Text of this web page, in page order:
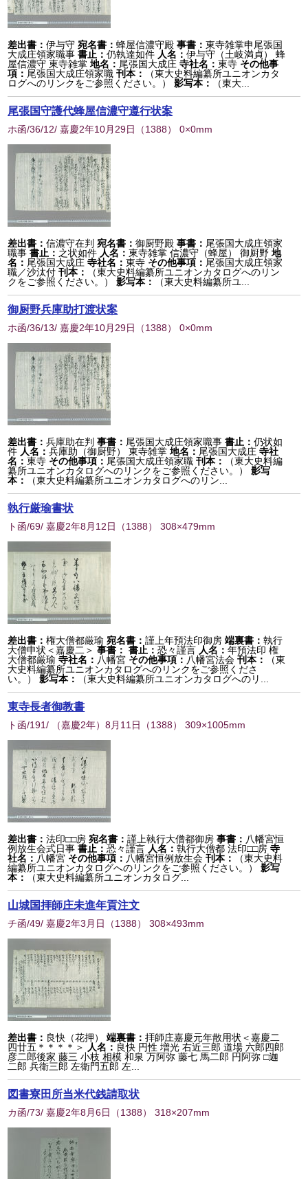
差出書：伊与守 宛名書：蜂屋信濃守殿 事書：東寺雑掌申尾張国
大成庄領家職事 書止：仍執達如件 人名：伊与守（土岐満貞） 蜂
屋信濃守 東寺雑掌 地名： 尾張国大成庄 寺社名：東寺 その他事
項： 尾張国大成庄領家職 刊本：
（東大史料編纂所ユニオンカタ
ログへのリンクをご参照ください。）
影写本： （東大...
尾張国守護代蜂屋信濃守遵行状案
ホ函/36/12/ 嘉慶2年10月29日 （1388） 0×0mm
差出書：信濃守在判 宛名書：御厨野殿 事書： 尾張国大成庄領家
職事 書止： 之状如件 人名：東寺雑掌 信濃守（蜂屋） 御厨野 地
名： 尾張国大成庄 寺社名：東寺 その他事項： 尾張国大成庄領家
職／沙汰付 刊本：
（東大史料編纂所ユニオンカタログへのリン
クをご参照ください。）
影写本： （東大史料編纂所ユ...
御厨野兵庫助打渡状案
ホ函/36/13/ 嘉慶2年10月29日 （1388） 0×0mm
差出書：兵庫助在判 事書： 尾張国大成庄領家職事 書止：仍状如
件 人名：兵庫助（御厨野） 東寺雑掌 地名： 尾張国大成庄 寺社
名：東寺 その他事項： 尾張国大成庄領家職 刊本：
（東大史料編
纂所ユニオンカタログへのリンクをご参照ください。）
影写
本：
（東大史料編纂所ユニオンカタログへのリン...
執行厳瑜書状
ト函/69/ 嘉慶2年8月12日 （1388） 308×479mm
差出書：権大僧都厳瑜 宛名書：謹上年預法印御房 端裏書：執行
大僧申状＜嘉慶二＞ 事書： 書止：恐々謹言 人名：年預法印 権
大僧都厳瑜 寺社名： 八幡宮 その他事項： 八幡宮法会刊本：
（東
大史料編纂所ユニオンカタログへのリンクをご参照くださ
い。）
影写本： （東大史料編纂所ユニオンカタログへのリ...
東寺長者御教書
ト函/191/ （嘉慶2年）8月11日 （1388） 309×1005mm
差出書：法印□□房 宛名書：謹上執行大僧都御房 事書： 八幡宮恒
例放生会式日事書止：恐々謹言 人名：執行大僧都 法印□□房 寺
社名： 八幡宮 その他事項： 八幡宮恒例放生会刊本：
（東大史料
編纂所ユニオンカタログへのリンクをご参照ください。）
影写
本：
（東大史料編纂所ユニオンカタログ...
山城国拝師庄未進年貢注文
チ函/49/ 嘉慶2年3月日 （1388） 308×493mm
差出書： 良快（花押） 端裏書：拝師庄嘉慶元年散用状＜嘉慶二
四廿五＊＊＊＊＞
人名： 良快 円性 増光 右近三郎 道場 六郎四郎
彦二郎後家 藤三 小枝 相模 和泉 万阿弥 藤七 馬二郎 円阿弥 □迦
二郎 兵衛三郎 左衛門五郎 左...
図書寮田所当米代銭請取状
カ函/73/ 嘉慶2年8月6日 （1388） 318×207mm